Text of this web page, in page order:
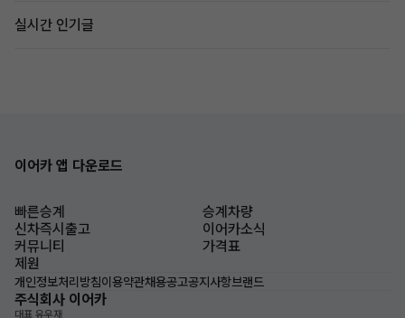
실시간 인기글
이어카 앱 다운로드
빠른승계
승계차량
신차즉시출고
이어카소식
커뮤니티
가격표
제원
개인정보처리방침이용약관채용공고공지사항브랜드
주식회사 이어카
대표 유우재